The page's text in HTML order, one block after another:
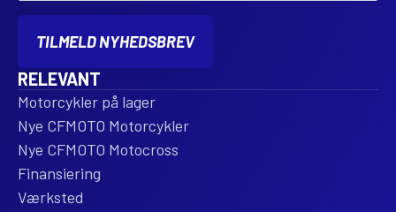
TILMELD NYHEDSBREV
RELEVANT
Motorcykler på lager
Nye CFMOTO Motorcykler
Nye CFMOTO Motocross
Finansiering
Værksted